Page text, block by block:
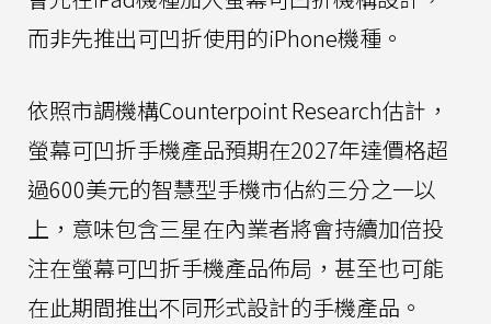
而非先推出可凹折使用的iPhone機種。
依照市調機構Counterpoint Research估計，
螢幕可凹折手機產品預期在2027年達價格超
過600美元的智慧型手機市佔約三分之一以
上，意味包含三星在內業者將會持續加倍投
注在螢幕可凹折手機產品佈局，甚至也可能
在此期間推出不同形式設計的手機產品。